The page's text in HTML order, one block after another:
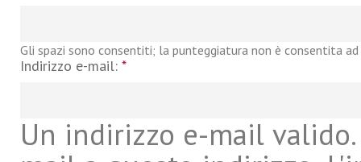
Gli spazi sono consentiti; la punteggiatura non è consentita
Indirizzo e-mail: *
Un indirizzo e-mail